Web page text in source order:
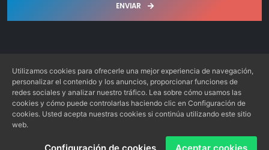
ENVIAR
Librería Bosch S.L. © 2022. Todos los derechos reservados
Desarrollo: Web4x4.es
Utilizamos cookies para ofrecerle una mejor experiencia de navegación,
personalizar el contenido y los anuncios, proporcionar funciones de
redes sociales y analizar nuestro tráfico. Lea sobre cómo usamos las
cookies y cómo puede controlarlas haciendo clic en Configuración de
cookies. Usted acepta nuestras cookies si continúa utilizando este sitio
web.